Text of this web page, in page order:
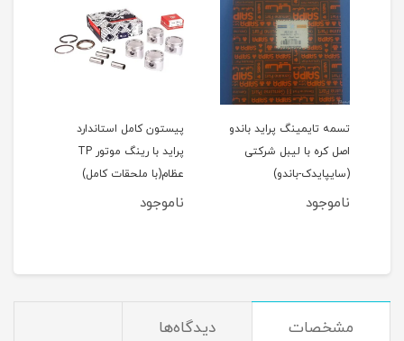
تسمه تایمینگ پراید باندو
اصل کره با لیبل شرکتی
(سایپایدک-باندو)
ناموجود
پیستون کامل استاندارد
پراید با رینگ موتور TP
عظام(با ملحقات کامل)
ناموجود
مشخصات دیدگاه‌ها